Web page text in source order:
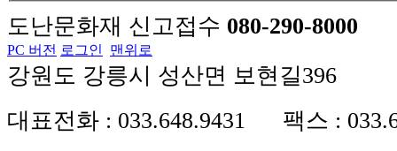
도난문화재 신고접수 080-290-8000
PC 버전 로그인 맨위로
강원도 강릉시 성산면 보현길396
대표전화 : 033.648.9431 팩스 :